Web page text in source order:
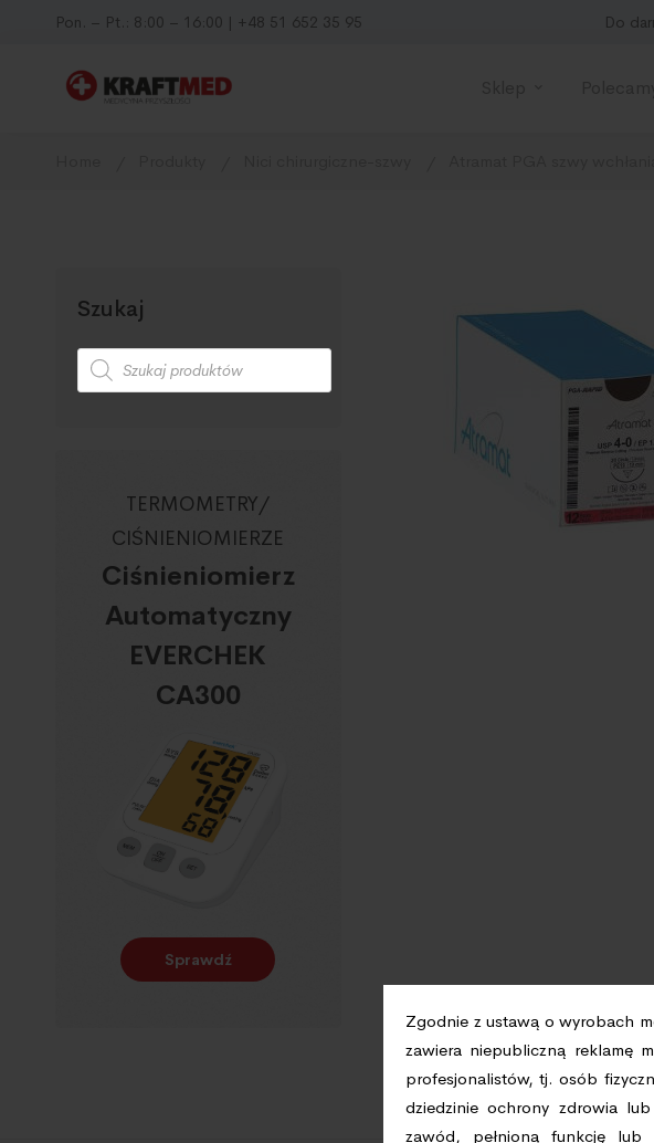
Zgodnie z ustawą o wyrobach
zawiera niepubliczną reklamę
profesjonalistów, tj. osób
dziedzinie ochrony zdrowia
zawód, pełnioną funkcję lub
Pon. – Pt.: 8:00 – 16:00 | +48 51 652 35 95 Do
Szukaj
TERMOMETRY/
CIŚNIENIOMIERZE
Ciśnieniomierz
Automatyczny
EVERCHEK
CA300
Sprawdź